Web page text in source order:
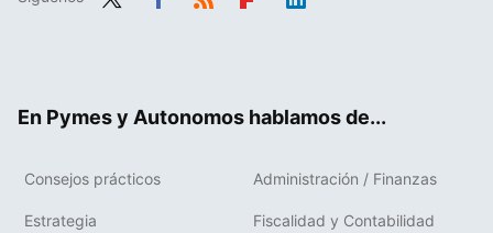
En Pymes y Autonomos hablamos de...
Consejos prácticos Administración / Finanzas
Estrategia Fiscalidad y Contabilidad